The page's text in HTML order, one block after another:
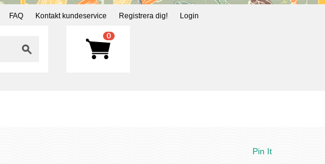
FAQ Kontakt kundeservice Registrera dig! Login
0
Pin It